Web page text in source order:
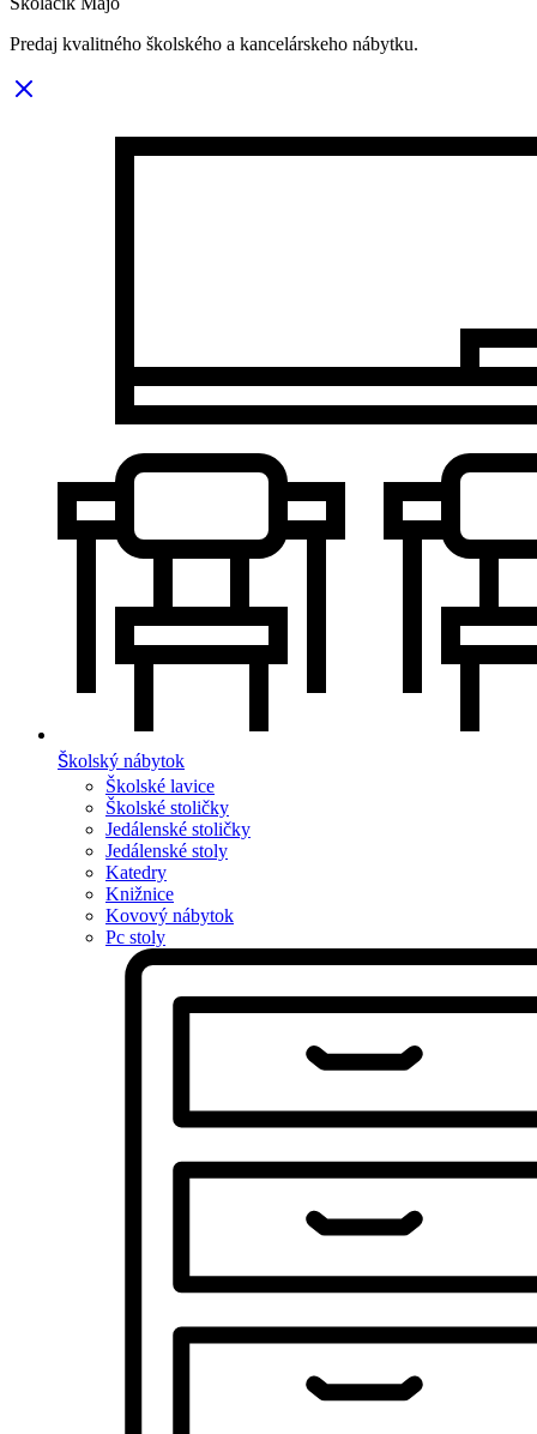
Predaj kvalitného školského a kancelárskeho nábytku.
Školský nábytok
Školské lavice
Školské stoličky
Jedálenské stoličky
Jedálenské stoly
Katedry
Knižnice
Kovový nábytok
Pc stoly